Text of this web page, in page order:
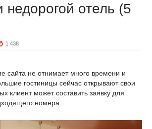
недорогой отель (5
1 438
сайта не отнимает много времени и
гостиницы сейчас открывают свои
клиент может составить заявку для
номера.